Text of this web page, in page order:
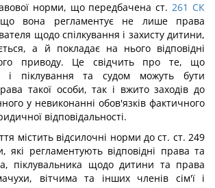
норми, що передбачена ст. 261 СК
вона регламентує не лише права
щодо спілкування і захисту дитини,
а й покладає на нього відповідні
приводу. Це свідчить про те, що
і піклування та судом можуть бути
такої особи, так і вжито заходів до
у невиконанні обов'язків фактичного
відповідальності.
містить відсилочні норми до ст. ст. 249
які регламентують відповідні права та
піклувальника щодо дитини та права
вітчима та інших членів сім'ї і